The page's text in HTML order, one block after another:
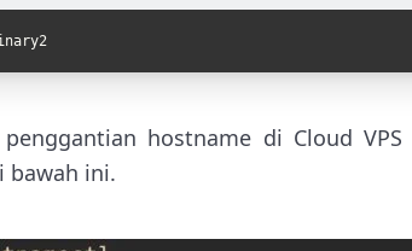
hostname di Cloud
bawah ini.